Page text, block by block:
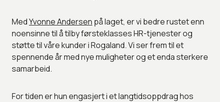
MedYvonne Andersen på laget, er vi bedre rustet enn
noensinne til å tilby førsteklasses HR-tjenester og
støtte til våre kunder i Rogaland. Vi ser frem til et
spennende år med nye muligheter og et enda sterkere
samarbeid.
For tiden er hun engasjert i et langtidsoppdrag hos